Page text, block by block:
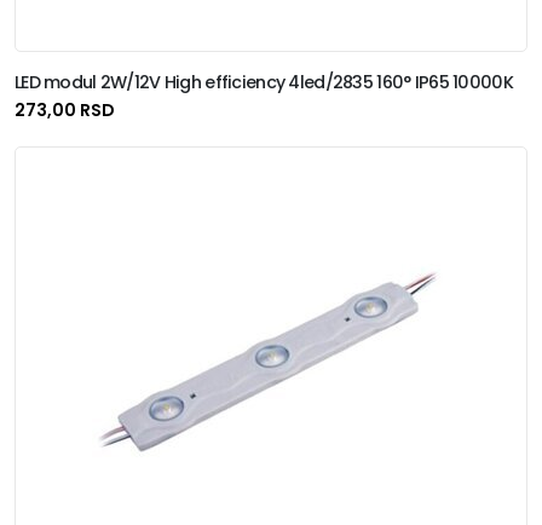
LED modul 2W/12V High efficiency 4led/2835 160° IP65 10000K
273,00 RSD